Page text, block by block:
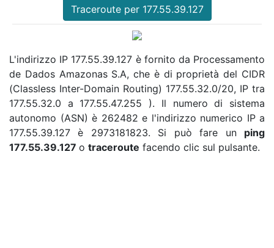
Traceroute per 177.55.39.127
L'indirizzo IP 177.55.39.127 è fornito da Processamento
de Dados Amazonas S.A, che è di proprietà del CIDR
(Classless Inter-Domain Routing) 177.55.32.0/20, IP tra
177.55.32.0 a 177.55.47.255 ). Il numero di sistema
autonomo (ASN) è 262482 e l'indirizzo numerico IP a
177.55.39.127 è 2973181823. Si può fare un ping
177.55.39.127 o traceroute facendo clic sul pulsante.